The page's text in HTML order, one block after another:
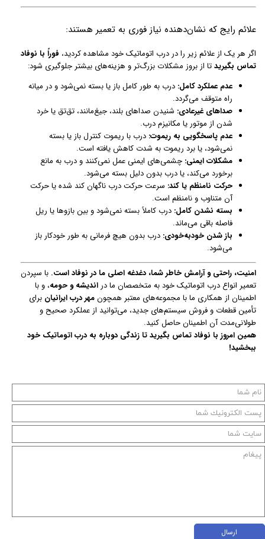
علائم رایج که نشان‌دهنده نیاز فوری به تعمیر هستند:
اگر هر یک از علائم زیر را در درب اتوماتیک خود مشاهده کردید، فوراً با نوفاد
تماس بگیریدتا از بروز مشکلات بزرگ‌تر و هزینه‌های بیشتر جلوگیری شود:
عدم عملکرد کامل: درب به طور کامل باز یا بسته نمی‌شود و در میانه
راه متوقف می‌گردد.
صداهای غیرعادی: شنیدن صداهای بلند، جیغ‌مانند، تق‌تق یا خرد
شدن از موتور یا مکانیزم درب.
عدم پاسخگویی به ریموت: درب با ریموت کنترل باز یا بسته
نمی‌شود، یا برد ریموت به شدت کاهش یافته است.
مشکلات ایمنی: چشمی‌های ایمنی عمل نمی‌کنند و درب به مانع
برخورد می‌کند، یا درب بدون دلیل بسته می‌شود.
حرکت نامنظم یا کند: سرعت حرکت درب ناگهان کند شده یا حرکت
آن متناوب و نامنظم است.
بسته نشدن کامل: درب کاملاً بسته نمی‌شود و بین بازوها یا ریل
فاصله باقی می‌ماند.
باز شدن خودبه‌خودی: درب بدون هیچ فرمانی به طور خودکار باز
می‌شود.
امنیت، راحتی و آرامش خاطر شما، دغدغه اصلی ما در نوفاد است. با سپردن
تعمیر انواع درب اتوماتیک خود به متخصصان ما دراندیشه و حومه، و با
اطمینان از همکاری ما با مجموعه‌های معتبر همچونمهر درب ایرانیان برای
تأمین قطعات و فروش سیستم‌های جدید، می‌توانید از عملکرد صحیح و
طولانی‌مدت آن اطمینان حاصل کنید.
همین امروز با نوفاد تماس بگیرید تا زندگی دوباره به درب اتوماتیک خود
ببخشید!
ارسال